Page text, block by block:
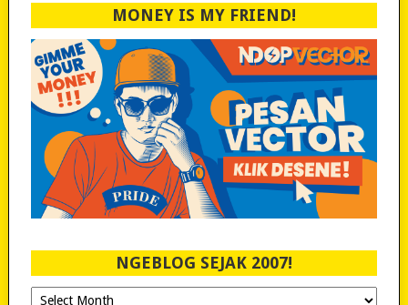
MONEY IS MY FRIEND!
NGEBLOG SEJAK 2007!
Ngeblog